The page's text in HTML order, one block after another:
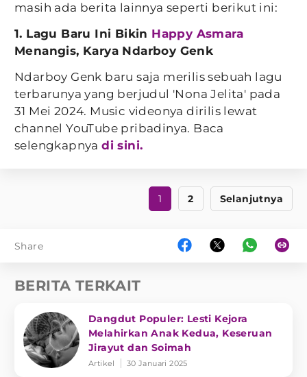
masih ada berita lainnya seperti berikut ini:
1. Lagu Baru Ini Bikin Happy Asmara
Menangis, Karya Ndarboy Genk
Ndarboy Genk baru saja merilis sebuah lagu
terbarunya yang berjudul 'Nona Jelita' pada
31 Mei 2024. Music videonya dirilis lewat
channel YouTube pribadinya. Baca
selengkapnyadi sini.
1 2 Selanjutnya
Share
BERITA TERKAIT
Dangdut Populer: Lesti Kejora
Melahirkan Anak Kedua, Keseruan
Jirayut dan Soimah
Artikel 30 Januari 2025